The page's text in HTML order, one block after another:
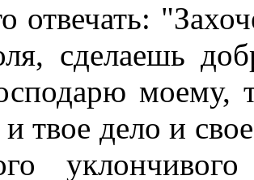
отвечать:
сделаешь
моему,
твое дело и